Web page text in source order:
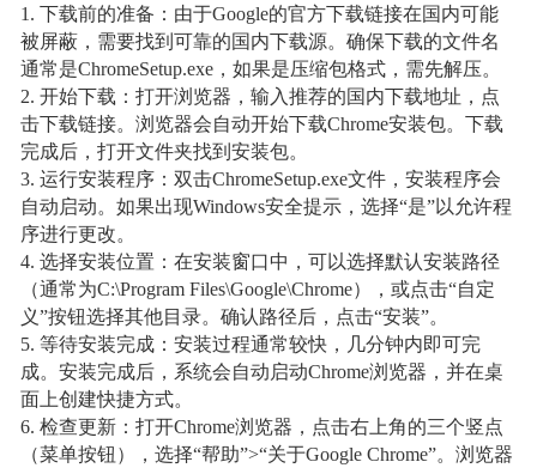
1. 下载前的准备：由于Google的官方下载链接在国内可能
被屏蔽，需要找到可靠的国内下载源。确保下载的文件名
通常是ChromeSetup.exe，如果是压缩包格式，需先解压。
2. 开始下载：打开浏览器，输入推荐的国内下载地址，点
击下载链接。浏览器会自动开始下载Chrome安装包。下载
完成后，打开文件夹找到安装包。
3. 运行安装程序：双击ChromeSetup.exe文件，安装程序会
自动启动。如果出现Windows安全提示，选择“是”以允许程
序进行更改。
4. 选择安装位置：在安装窗口中，可以选择默认安装路径
（通常为C:\Program Files\Google\Chrome），或点击“自定
义”按钮选择其他目录。确认路径后，点击“安装”。
5. 等待安装完成：安装过程通常较快，几分钟内即可完
成。安装完成后，系统会自动启动Chrome浏览器，并在桌
面上创建快捷方式。
6. 检查更新：打开Chrome浏览器，点击右上角的三个竖点
（菜单按钮），选择“帮助”>“关于Google Chrome”。浏览器